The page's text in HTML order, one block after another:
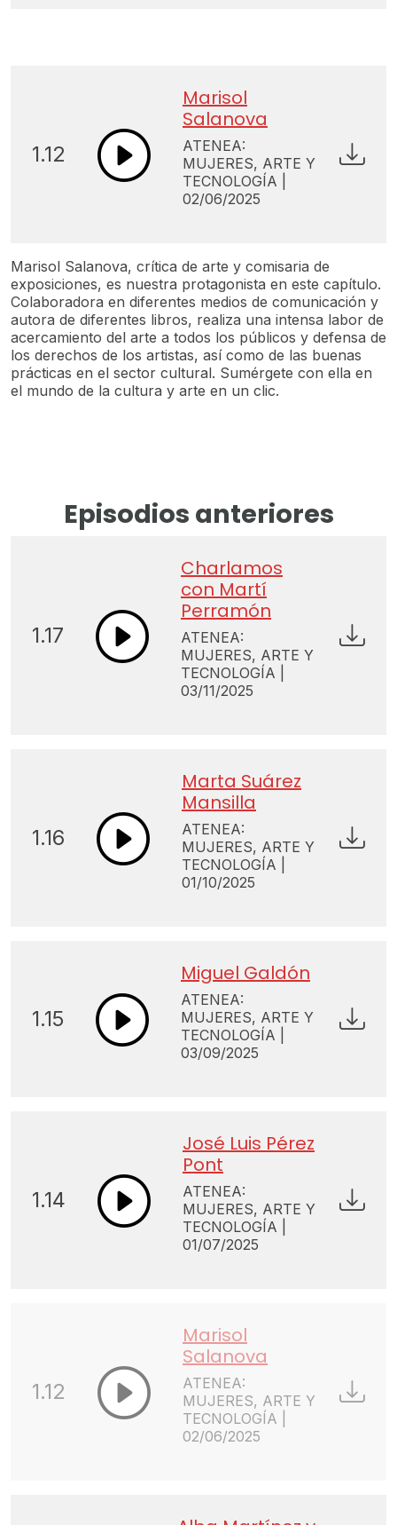
1.12
Marisol
Salanova
ATENEA:
MUJERES, ARTE Y
TECNOLOGÍA |
02/06/2025
Marisol Salanova, crítica de arte y comisaria de
exposiciones, es nuestra protagonista en este capítulo.
Colaboradora en diferentes medios de comunicación y
autora de diferentes libros, realiza una intensa labor de
acercamiento del arte a todos los públicos y defensa de
los derechos de los artistas, así como de las buenas
prácticas en el sector cultural. Sumérgete con ella en
el mundo de la cultura y arte en un clic.
Episodios anteriores
1.17
Charlamos
con Martí
Perramón
ATENEA:
MUJERES, ARTE Y
TECNOLOGÍA |
03/11/2025
1.16
Marta Suárez
Mansilla
ATENEA:
MUJERES, ARTE Y
TECNOLOGÍA |
01/10/2025
1.15
Miguel Galdón
ATENEA:
MUJERES, ARTE Y
TECNOLOGÍA |
03/09/2025
1.14
José Luis Pérez
Pont
ATENEA:
MUJERES, ARTE Y
TECNOLOGÍA |
01/07/2025
1.12
Marisol
Salanova
ATENEA:
MUJERES, ARTE Y
TECNOLOGÍA |
02/06/2025